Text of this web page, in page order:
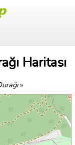
Haritası
»